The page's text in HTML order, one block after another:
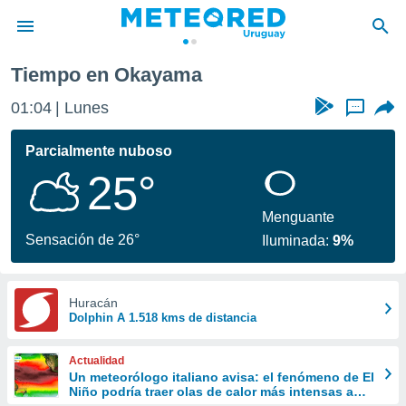
de
ha
que se
calidad.
a este
las
y
forma
digital
basada
Tiempo en Okayama
01:04 Lunes ...
Parcialmente nuboso
25°
Sensación de 26°
Menguante
Iluminada:9%
Huracán
Dolphin A 1.518 kms de distancia
Actualidad
Un meteorólogo italiano avisa: el fenómeno de El
Niño podría traer olas de calor más intensas a